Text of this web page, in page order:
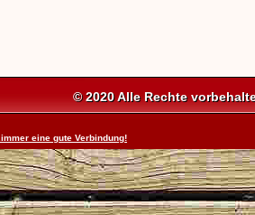
© 2020 Alle Rechte
eine gute Verbindung!